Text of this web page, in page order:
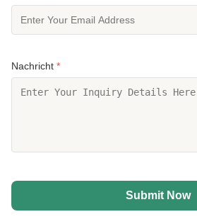
Nachricht *
Submit Now